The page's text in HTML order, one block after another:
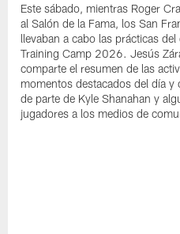
Este sábado, mientras Roger
al Salón de la Fama, los San
llevaban a cabo las prácticas del
Training Camp 2026. Jesús
comparte el resumen de las
momentos destacados del día y
de parte de Kyle Shanahan y
jugadores a los medios de